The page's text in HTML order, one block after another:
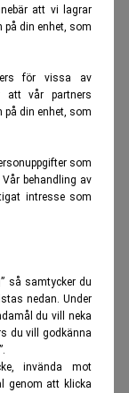
att vi lagrar
din enhet, som
för vissa av
att vår partners
din enhet, som
som
behandling av
intresse som
så samtycker du
nedan. Under
du vill neka
du vill godkänna
invända mot
genom att klicka